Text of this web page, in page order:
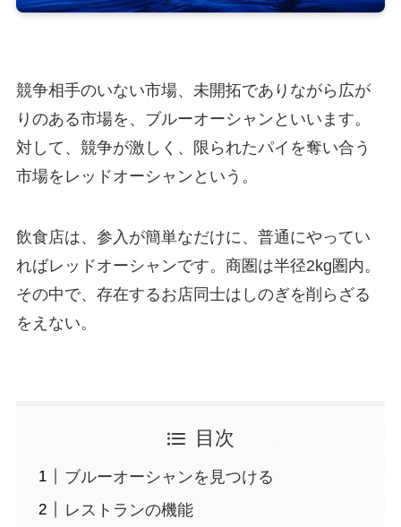
競争相手のいない市場、未開拓でありながら広が
りのある市場を、ブルーオーシャンといいます。
対して、競争が激しく、限られたパイを奪い合う
市場をレッドオーシャンという。
飲食店は、参入が簡単なだけに、普通にやってい
ればレッドオーシャンです。商圏は半径2kg圏内。
その中で、存在するお店同士はしのぎを削らざる
をえない。
目次
ブルーオーシャンを見つける
レストランの機能